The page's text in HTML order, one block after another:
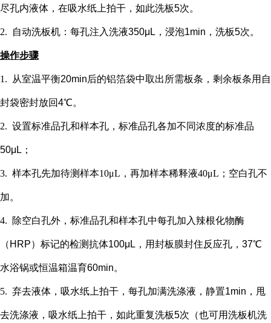
尽孔内液体，在吸水纸上拍干，如此洗板5次。
2. 自动洗板机：每孔注入洗液350μL，浸泡1min，洗板5次。
操作步骤
1. 从室温平衡20min后的铝箔袋中取出所需板条，剩余板条用自
封袋密封放回4℃。
2. 设置标准品孔和样本孔 ，标准品孔各加不同浓度的标准品
50μL；
3. 样本孔先加待测样本10μL，再加样本稀释液40μL； 空白孔不
加。
4. 除空白孔外， 标准品孔和样本孔中每孔加入辣根化物酶
（ HRP）标记的检测抗体100μL，用封板膜封住反应孔，37℃
水浴锅或恒温箱温育60min。
5. 弃去液体，吸水纸上拍干，每孔加满洗涤液，静置1min，甩
去洗涤液，吸水纸上拍干，如此重复洗板5次（也可用洗板机洗